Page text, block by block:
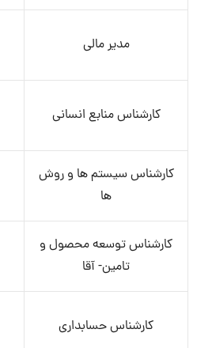
مدیر مالی
کارشناس منابع انسانی
کارشناس سیستم ها و روش
ها
کارشناس توسعه محصول و
تامین- آقا
کارشناس حسابداری